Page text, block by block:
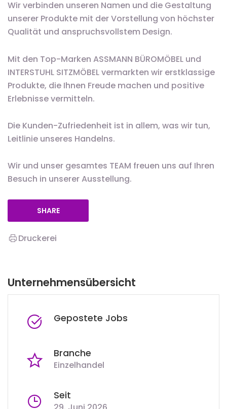
Wir verbinden unseren Namen und die Gestaltung
unserer Produkte mit der Vorstellung von höchster
Qualität und anspruchsvollstem Design.
Mit den Top-Marken ASSMANN BÜROMÖBEL und
INTERSTUHL SITZMÖBEL vermarkten wir erstklassige
Produkte, die Ihnen Freude machen und positive
Erlebnisse vermitteln.
Die Kunden-Zufriedenheit ist in allem, was wir tun,
Leitlinie unseres Handelns.
Wir und unser gesamtes TEAM freuen uns auf Ihren
Besuch in unserer Ausstellung.
SHARE
Druckerei
Unternehmensübersicht
Gepostete Jobs
Branche
Einzelhandel
Seit